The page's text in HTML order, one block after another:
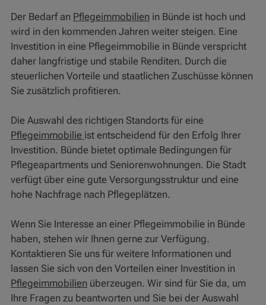
Der Bedarf an Pflegeimmobilien in Bünde ist hoch und
wird in den kommenden Jahren weiter steigen. Eine
Investition in eine Pflegeimmobilie in Bünde verspricht
daher langfristige und stabile Renditen. Durch die
steuerlichen Vorteile und staatlichen Zuschüsse können
Sie zusätzlich profitieren.
Die Auswahl des richtigen Standorts für eine
Pflegeimmobilie ist entscheidend für den Erfolg Ihrer
Investition. Bünde bietet optimale Bedingungen für
Pflegeapartments und Seniorenwohnungen. Die Stadt
verfügt über eine gute Versorgungsstruktur und eine
hohe Nachfrage nach Pflegeplätzen.
Wenn Sie Interesse an einer Pflegeimmobilie in Bünde
haben, stehen wir Ihnen gerne zur Verfügung.
Kontaktieren Sie uns für weitere Informationen und
lassen Sie sich von den Vorteilen einer Investition in
Pflegeimmobilien überzeugen. Wir sind für Sie da, um
Ihre Fragen zu beantworten und Sie bei der Auswahl